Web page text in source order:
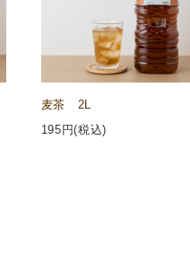
麦茶 2L
195 円(税込)